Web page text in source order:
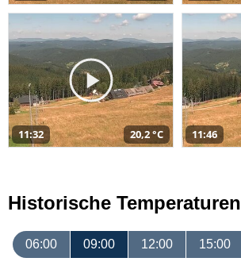
11:32 20,2 °C 11:46
Historische Temperaturen
06:00 09:00 12:00 15:00